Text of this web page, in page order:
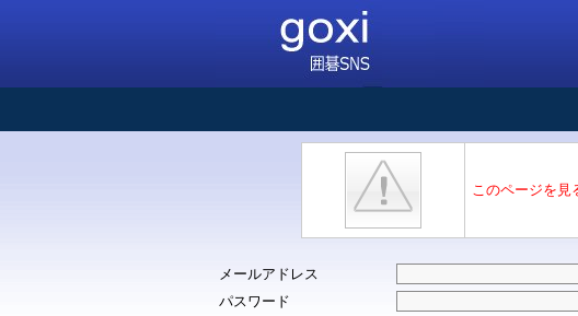
このページを見
メールアドレス
パスワード